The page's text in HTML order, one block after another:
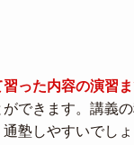
った内容の演習ま
できます。講義
塾しやすいでしょ